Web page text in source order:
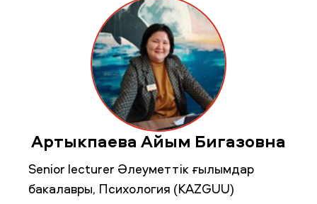
Академиялық өмір
Зерттеу және ғылым
Оқуға қабылдау және қолдау
MNU тынысы
Артыкпаева Айым Бигазовна
Senior lecturer Әлеуметтік ғылымдар
бакалавры, Психология (KAZGUU)